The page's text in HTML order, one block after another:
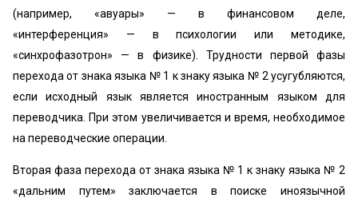
(например, «авуары» — в финансовом деле,
«интерференция» — в психологии или методике,
«синхрофазотрон» — в физике). Трудности первой фазы
перехода от знака языка № 1 к знаку языка № 2 усугубляются,
если исходный язык является иностранным языком для
переводчика. При этом увеличивается и время, необходимое
на переводческие операции.
Вторая фаза перехода от знака языка № 1 к знаку языка № 2
«дальним путем» заключается в поиске иноязычной